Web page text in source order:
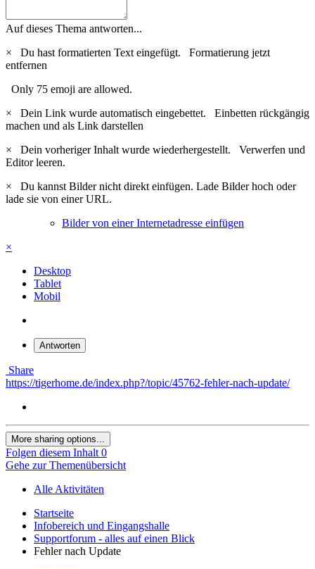
Auf dieses Thema antworten...
×
Du hast formatierten Text eingefügt. Formatierung jetzt
entfernen
Only 75 emoji are allowed.
×
Dein Link wurde automatisch eingebettet. Einbetten rückgängig
machen und als Link darstellen
×
Dein vorheriger Inhalt wurde wiederhergestellt. Verwerfen und
Editor leeren.
×
Du kannst Bilder nicht direkt einfügen. Lade Bilder hoch oder
lade sie von einer URL.
Bilder von einer Internetadresse einfügen
×
Desktop
Tablet
Mobil
Antworten
Share
https://tigerhome.de/index.php?/topic/45762-fehler-nach-update/
More sharing options...
Folgen diesem Inhalt 0
Gehe zur Themenübersicht
Alle Aktivitäten
Startseite
Infobereich und Eingangshalle
Supportforum - alles auf einen Blick
Fehler nach Update